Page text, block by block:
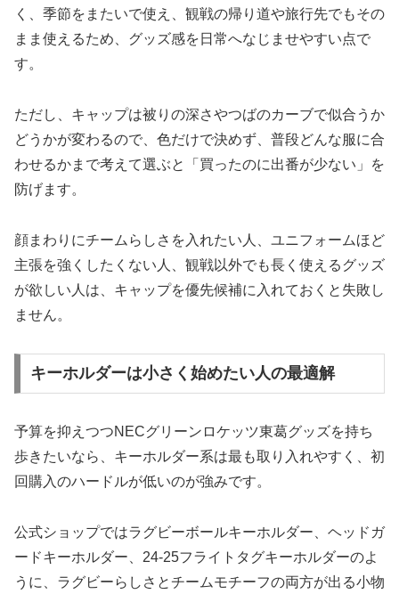
く、季節をまたいで使え、観戦の帰り道や旅行先でもその
まま使えるため、グッズ感を日常へなじませやすい点で
す。
ただし、キャップは被りの深さやつばのカーブで似合うか
どうかが変わるので、色だけで決めず、普段どんな服に合
わせるかまで考えて選ぶと「買ったのに出番が少ない」を
防げます。
顔まわりにチームらしさを入れたい人、ユニフォームほど
主張を強くしたくない人、観戦以外でも長く使えるグッズ
が欲しい人は、キャップを優先候補に入れておくと失敗し
ません。
キーホルダーは小さく始めたい人の最適解
予算を抑えつつNECグリーンロケッツ東葛グッズを持ち
歩きたいなら、キーホルダー系は最も取り入れやすく、初
回購入のハードルが低いのが強みです。
公式ショップではラグビーボールキーホルダー、ヘッドガ
ードキーホルダー、24-25フライトタグキーホルダーのよ
うに、ラグビーらしさとチームモチーフの両方が出る小物